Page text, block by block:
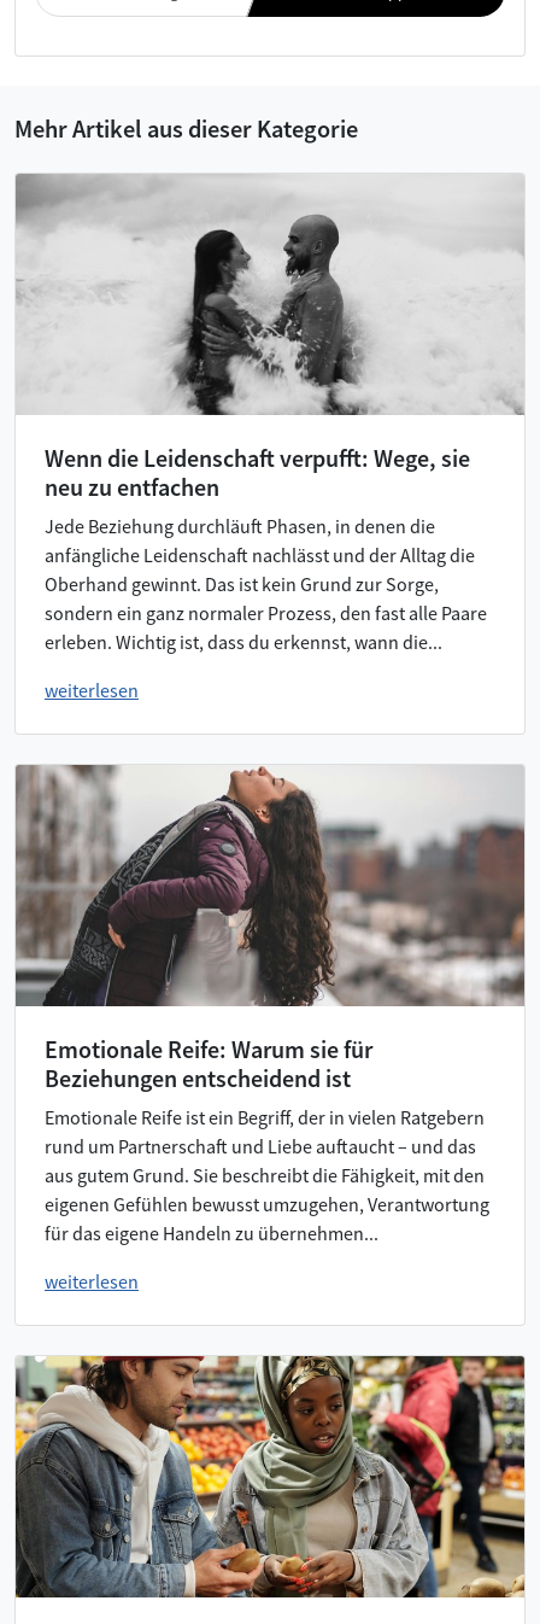
Mehr Artikel aus dieser Kategorie
Wenn die Leidenschaft verpufft: Wege, sie
neu zu entfachen
Jede Beziehung durchläuft Phasen, in denen die
anfängliche Leidenschaft nachlässt und der Alltag die
Oberhand gewinnt. Das ist kein Grund zur Sorge,
sondern ein ganz normaler Prozess, den fast alle Paare
erleben. Wichtig ist, dass du erkennst, wann die...
weiterlesen
Emotionale Reife: Warum sie für
Beziehungen entscheidend ist
Emotionale Reife ist ein Begriff, der in vielen Ratgebern
rund um Partnerschaft und Liebe auftaucht – und das
aus gutem Grund. Sie beschreibt die Fähigkeit, mit den
eigenen Gefühlen bewusst umzugehen, Verantwortung
für das eigene Handeln zu übernehmen...
weiterlesen